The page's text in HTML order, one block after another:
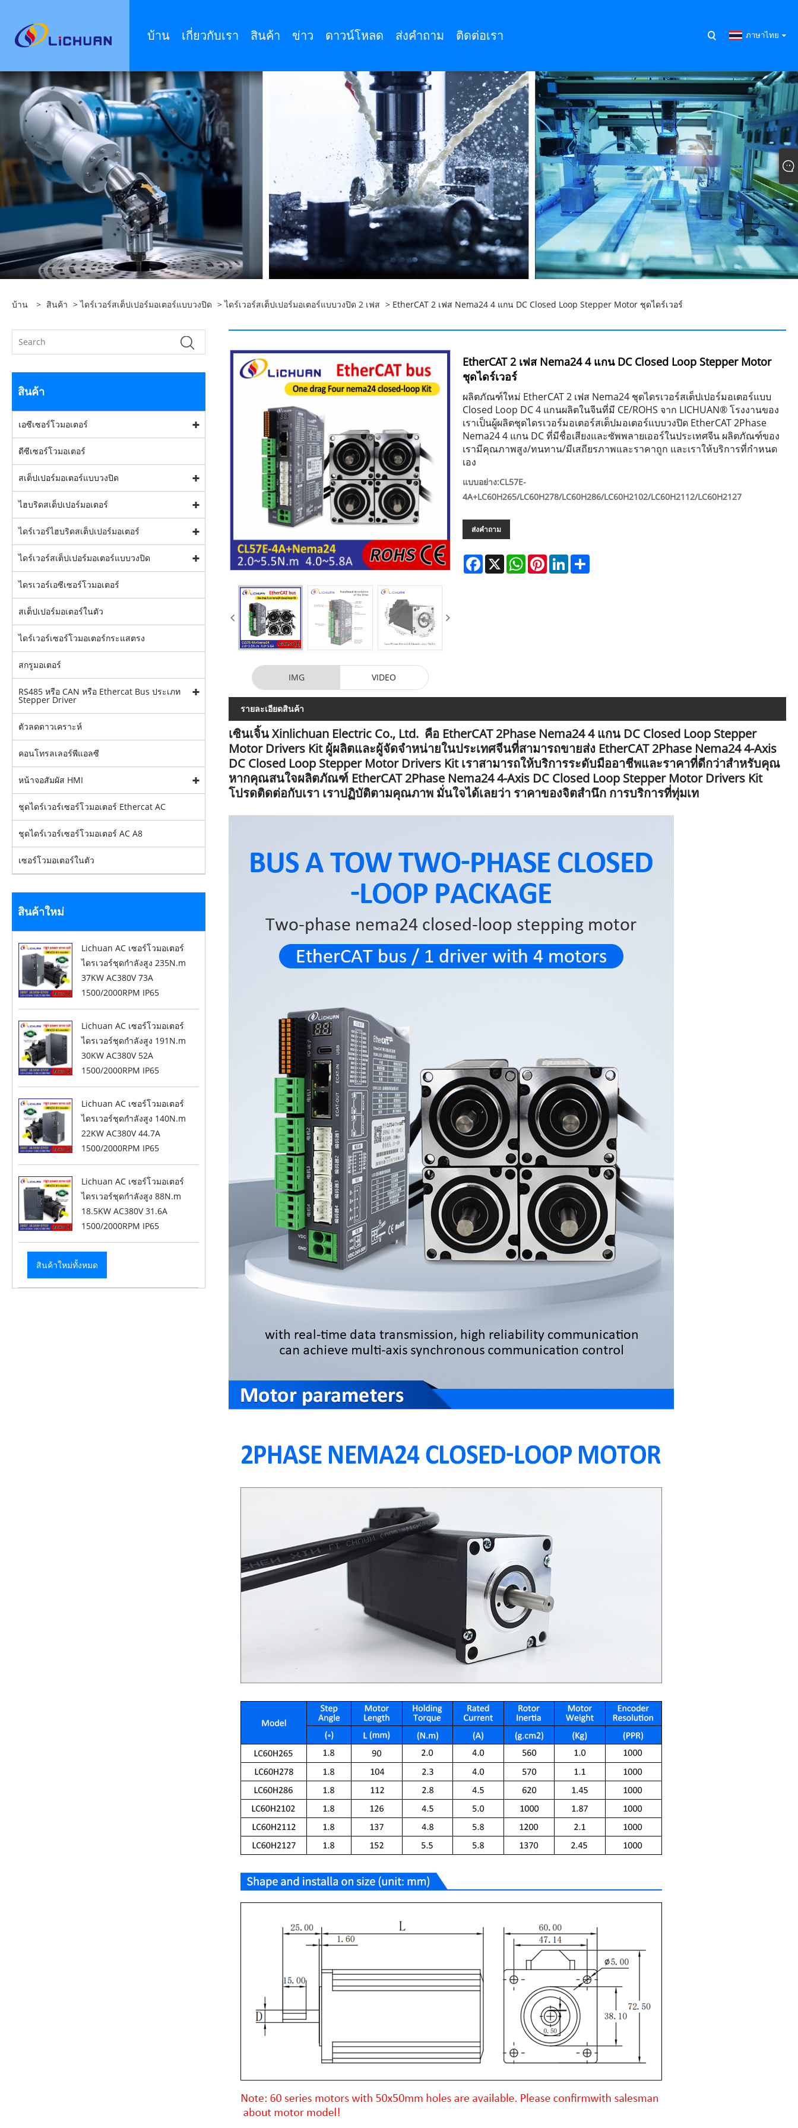
บ้าน เกี่ยวกับเรา สินค้า ข่าว ดาวน์โหลด ส่งคำถาม ติดต่อเรา ภาษาไทย
บ้าน > สินค้า >ไดร์เวอร์สเต็ปเปอร์มอเตอร์แบบวงปิด >ไดร์เวอร์สเต็ปเปอร์มอเตอร์แบบวงปิด 2 เฟส > EtherCAT 2 เฟส Nema24 4 แกน DC Closed Loop Stepper Motor ชุดไดร์เวอร์
สินค้า
เอซีเซอร์โวมอเตอร์
ดีซีเซอร์โวมอเตอร์
สเต็ปเปอร์มอเตอร์แบบวงปิด
ไฮบริดสเต็ปเปอร์มอเตอร์
ไดร์เวอร์ไฮบริดสเต็ปเปอร์มอเตอร์
ไดร์เวอร์สเต็ปเปอร์มอเตอร์แบบวงปิด
ไดรเวอร์เอซีเซอร์โวมอเตอร์
สเต็ปเปอร์มอเตอร์ในตัว
ไดร์เวอร์เซอร์โวมอเตอร์กระแสตรง
สกรูมอเตอร์
RS485 หรือ CAN หรือ Ethercat Bus ประเภท
Stepper Driver
ตัวลดดาวเคราะห์
คอนโทรลเลอร์พีแอลซี
หน้าจอสัมผัส HMI
ชุดไดร์เวอร์เซอร์โวมอเตอร์ Ethercat AC
ชุดไดร์เวอร์เซอร์โวมอเตอร์ AC A8
เซอร์โวมอเตอร์ในตัว
สินค้าใหม่
Lichuan AC เซอร์โวมอเตอร์
ไดรเวอร์ชุดกำลังสูง 235N.m
37KW AC380V 73A
1500/2000RPM IP65
Lichuan AC เซอร์โวมอเตอร์
ไดรเวอร์ชุดกำลังสูง 191N.m
30KW AC380V 52A
1500/2000RPM IP65
Lichuan AC เซอร์โวมอเตอร์
ไดรเวอร์ชุดกำลังสูง 140N.m
22KW AC380V 44.7A
1500/2000RPM IP65
Lichuan AC เซอร์โวมอเตอร์
ไดรเวอร์ชุดกำลังสูง 88N.m
18.5KW AC380V 31.6A
1500/2000RPM IP65
สินค้าใหม่ทั้งหมด
IMG VIDEO
EtherCAT 2 เฟส Nema24 4 แกน DC Closed Loop Stepper Motor
ชุดไดร์เวอร์
ผลิตภัณฑ์ใหม่ EtherCAT 2 เฟส Nema24 ชุดไดรเวอร์สเต็ปเปอร์มอเตอร์แบบ
Closed Loop DC 4 แกนผลิตในจีนที่มี CE/ROHS จาก LICHUAN® โรงงานของ
เราเป็นผู้ผลิตชุดไดรเวอร์มอเตอร์สเต็ปมอเตอร์แบบวงปิด EtherCAT 2Phase
Nema24 4 แกน DC ที่มีชื่อเสียงและซัพพลายเออร์ในประเทศจีน ผลิตภัณฑ์ของ
เรามีคุณภาพสูง/ทนทาน/มีเสถียรภาพและราคาถูก และเราให้บริการที่กำหนด
เอง
แบบอย่าง:CL57E-
4A+LC60H265/LC60H278/LC60H286/LC60H2102/LC60H2112/LC60H2127
ส่งคำถาม
Facebook
X WhatsApp
PinterestLinkedIn
รายละเอียดสินค้า
เซินเจิ้น Xinlichuan Electric Co., Ltd. คือ EtherCAT 2Phase Nema24 4 แกน DC Closed Loop Stepper
Motor Drivers Kit ผู้ผลิตและผู้จัดจำหน่ายในประเทศจีนที่สามารถขายส่ง EtherCAT 2Phase Nema24 4-Axis
DC Closed Loop Stepper Motor Drivers Kit เราสามารถให้บริการระดับมืออาชีพและราคาที่ดีกว่าสำหรับคุณ
หากคุณสนใจผลิตภัณฑ์ EtherCAT 2Phase Nema24 4-Axis DC Closed Loop Stepper Motor Drivers Kit
โปรดติดต่อกับเรา เราปฏิบัติตามคุณภาพ มั่นใจได้เลยว่า ราคาของจิตสำนึก การบริการที่ทุ่มเท